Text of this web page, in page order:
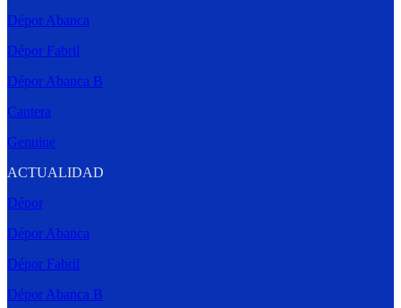
Dépor Abanca
Dépor Fabril
Dépor Abanca B
Cantera
Genuine
ACTUALIDAD
Dépor
Dépor Abanca
Dépor Fabril
Dépor Abanca B